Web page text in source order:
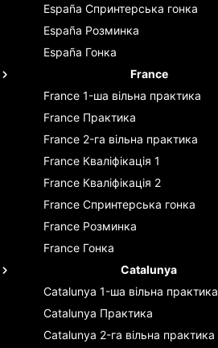
España Спринтерська гонка
España Розминка
España Гонка
France
France 1-ша вільна практика
France Практика
France 2-га вільна практика
France Кваліфікація 1
France Кваліфікація 2
France Спринтерська гонка
France Розминка
France Гонка
Catalunya
Catalunya 1-ша вільна практика
Catalunya Практика
Catalunya 2-га вільна практика